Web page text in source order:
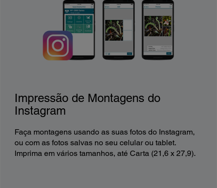
Impressão de Montagens do
Instagram
Faça montagens usando as suas fotos do Instagram,
ou com as fotos salvas no seu celular ou tablet.
Imprima em vários tamanhos, até Carta (21,6 x 27,9).